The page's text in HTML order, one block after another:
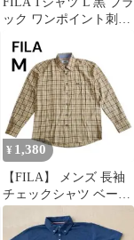
ック ワンポイント刺繡
¥ 1,380
【FILA】 メンズ 長袖
チェックシャツ ベージ
ュ Mサイズ【183】